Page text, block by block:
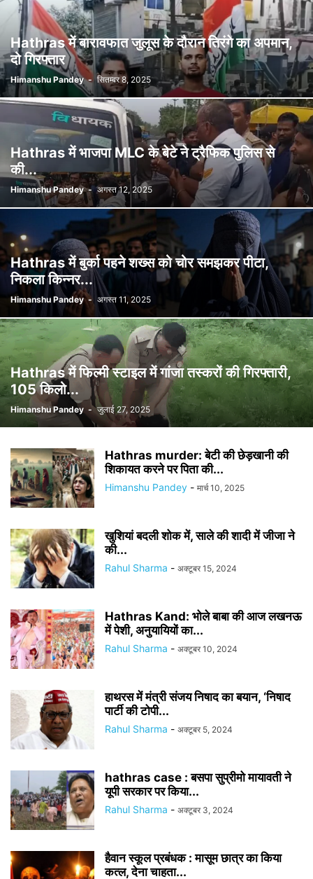
Hathras में बारावफात जुलूस के दौरान तिरंगे का अपमान,
दो गिरफ्तार
Himanshu Pandey - सितम्बर 8, 2025
Hathras में भाजपा MLC के बेटे ने ट्रैफिक पुलिस से
की...
Himanshu Pandey - अगस्त 12, 2025
Hathras में बुर्का पहने शख्स को चोर समझकर पीटा,
निकला किन्नर...
Himanshu Pandey - अगस्त 11, 2025
Hathras में फिल्मी स्टाइल में गांजा तस्करों की गिरफ्तारी,
105 किलो...
Himanshu Pandey - जुलाई 27, 2025
Hathras murder: बेटी की छेड़खानी की
शिकायत करने पर पिता की...
Himanshu Pandey - मार्च 10, 2025
खुशियां बदली शोक में, साले की शादी में जीजा ने
की...
Rahul Sharma - अक्टूबर 15, 2024
Hathras Kand: भोले बाबा की आज लखनऊ
में पेशी, अनुयायियों का...
Rahul Sharma - अक्टूबर 10, 2024
हाथरस में मंत्री संजय निषाद का बयान, ‘निषाद
पार्टी की टोपी...
Rahul Sharma - अक्टूबर 5, 2024
hathras case : बसपा सुप्रीमो मायावती ने
यूपी सरकार पर किया...
Rahul Sharma - अक्टूबर 3, 2024
हैवान स्कूल प्रबंधक : मासूम छात्र का किया
कत्ल, देना चाहता...